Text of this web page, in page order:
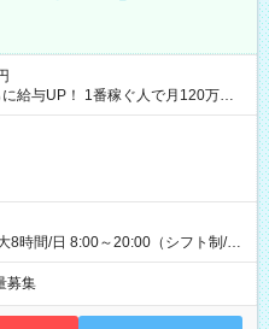
給与UP！ 1番稼ぐ人で月120万ほ
50万
建築関係 1日150個配達×25日勤務
8時間/日 8:00～20:00（シフト制/実
所次第では週4も有り） ※配達状況
性有り ※案件により多少の前後あ
募集